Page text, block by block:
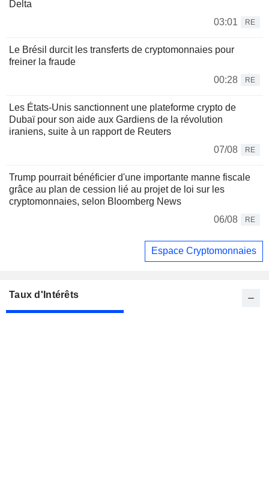
Delta
03:01
RE
Le Brésil durcit les transferts de cryptomonnaies pour
freiner la fraude
00:28
RE
Les États-Unis sanctionnent une plateforme crypto de
Dubaï pour son aide aux Gardiens de la révolution
iraniens, suite à un rapport de Reuters
07/08
RE
Trump pourrait bénéficier d'une importante manne fiscale
grâce au plan de cession lié au projet de loi sur les
cryptomonnaies, selon Bloomberg News
06/08
RE
Espace Cryptomonnaies
Taux d'Intérêts